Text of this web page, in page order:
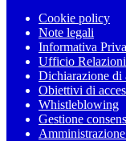
Cookie policy
Note legali
Informativa
Ufficio
Dichiarazione di
Obiettivi di
Whistleblowing
Gestione